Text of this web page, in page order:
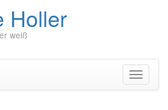
Holler
weiß